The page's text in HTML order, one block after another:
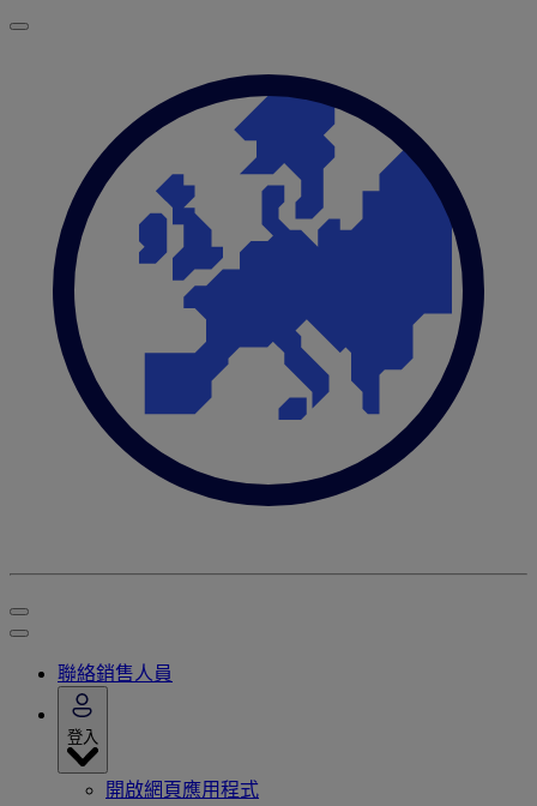
聯絡銷售人員
登入
開啟網頁應用程式